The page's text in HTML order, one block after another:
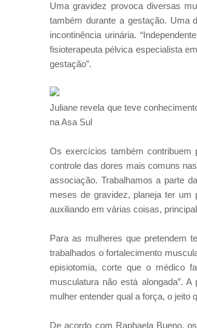
Uma gravidez provoca diversas
também durante a gestação. Uma
incontinência urinária.
fisioterapeuta pélvica especialista
gestação”.
Juliane revela que teve
na Asa Sul
Os exercícios também contribuem
controle das dores mais comuns
associação. Trabalhamos a parte
meses de gravidez, planeja ter um
auxiliando em várias coisas,
Para as mulheres que pretendem
trabalhados o fortalecimento
episiotomia, corte que o médico
musculatura não está alongada”.
mulher entender qual a força, o jeito
De acordo com Raphaela Bueno,